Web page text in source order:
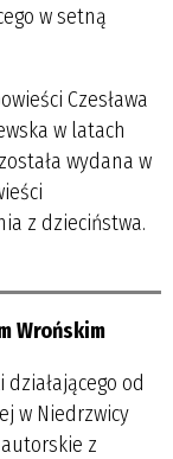
w setną
Czesława
w latach
wydana w
z dzieciństwa.
Wrońskim
od
w Niedrzwicy
z